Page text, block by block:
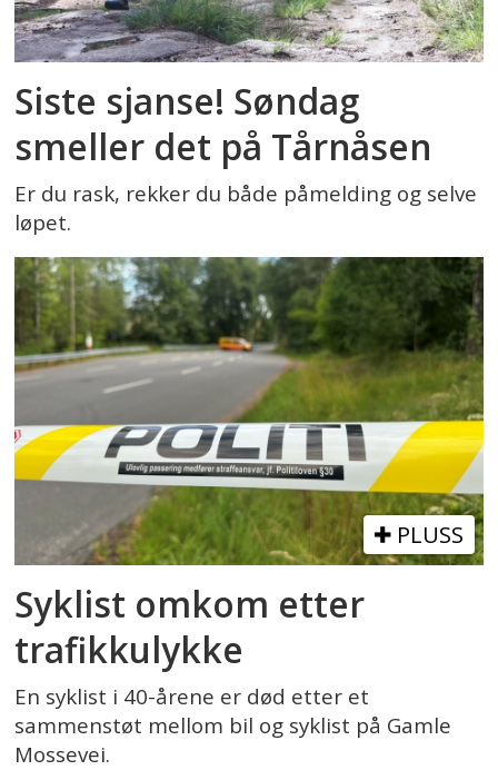
Siste sjanse! Søndag
smeller det på Tårnåsen
Er du rask, rekker du både påmelding og selve
løpet.
PLUSS
Syklist omkom etter
trafikkulykke
En syklist i 40-årene er død etter et
sammenstøt mellom bil og syklist på Gamle
Mossevei.